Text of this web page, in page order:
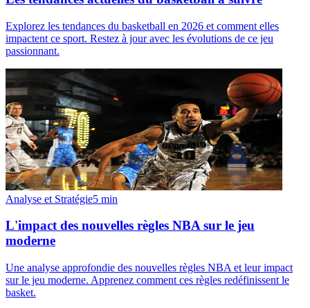
Explorez les tendances du basketball en 2026 et comment elles
impactent ce sport. Restez à jour avec les évolutions de ce jeu
passionnant.
Analyse et Stratégie5 min
L'impact des nouvelles règles NBA sur le jeu
moderne
Une analyse approfondie des nouvelles règles NBA et leur impact
sur le jeu moderne. Apprenez comment ces règles redéfinissent le
basket.